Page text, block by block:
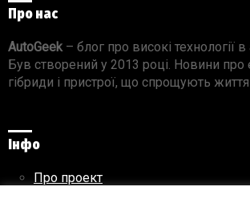
Про нас
AutoGeek– блог про високі технології в
Був створений у 2013 році. Новини про
гібриди і пристрої, що спрощують життя
Інфо
Про проект